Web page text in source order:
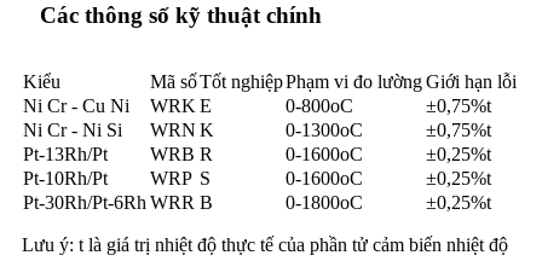
Các thông số kỹ thuật chính
Kiểu Mã sốTốt nghiệpPhạm vi đo lườngGiới hạn lỗi
Ni Cr - Cu Ni
WRK E 0-800oC
±0,75%t
Ni Cr - Ni Si
WRN K 0-1300oC
±0,75%t
Pt-13Rh/Pt
WRB R 0-1600oC
±0,25%t
Pt-10Rh/Pt
WRP S 0-1600oC
±0,25%t
Pt-30Rh/Pt-6Rh WRR B 0-1800oC ±0,25%t
Lưu ý: t là giá trị nhiệt độ thực tế của phần tử cảm biến nhiệt độ